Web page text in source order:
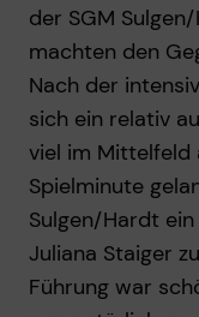
der SGM
machten den
Nach der
sich ein relativ
viel im Mittelfeld
Spielminute
Sulgen/Hardt
Juliana Staiger
Führung war